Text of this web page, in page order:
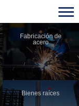
Fabricación de
acero
Bienes raíces